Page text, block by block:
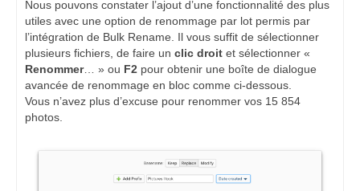
Nous pouvons constater l’ajout d’une fonctionnalité des plus
utiles avec une option de renommage par lot permis par
l’intégration de Bulk Rename. Il vous suffit de sélectionner
plusieurs fichiers, de faire un clic droit et sélectionner «
Renommer… » ou F2 pour obtenir une boîte de dialogue
avancée de renommage en bloc comme ci-dessous.
Vous n’avez plus d’excuse pour renommer vos 15 854
photos.